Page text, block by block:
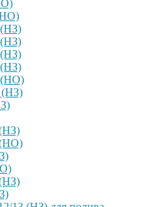
(НЗ)
(НЗ)
(НЗ)
(НЗ)
(НО)
(НЗ)
(НО)